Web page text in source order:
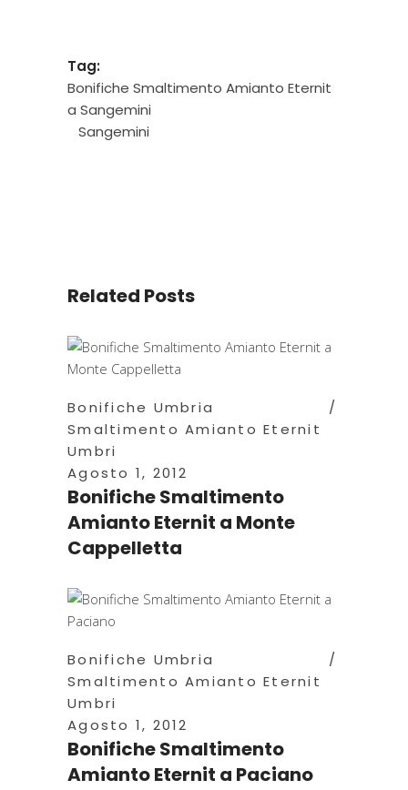
Tag:
Bonifiche Smaltimento Amianto Eternit
a Sangemini
Sangemini
Related Posts
Bonifiche Umbria
Smaltimento Amianto Eternit
Umbri
Agosto 1, 2012
Bonifiche Smaltimento
Amianto Eternit a Monte
Cappelletta
Bonifiche Umbria
Smaltimento Amianto Eternit
Umbri
Agosto 1, 2012
Bonifiche Smaltimento
Amianto Eternit a Paciano